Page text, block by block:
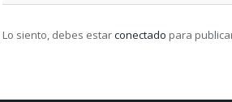
Lo siento, debes estarconectado para